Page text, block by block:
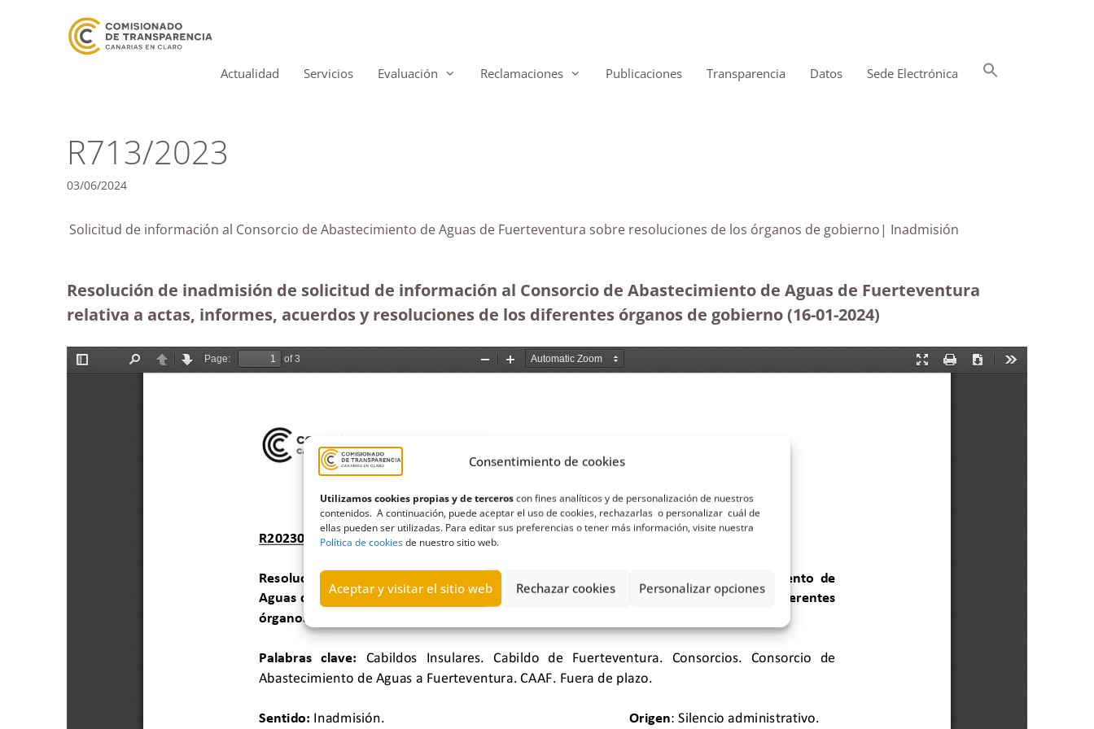
Consentimiento de cookies
Utilizamos cookies propias y de terceroscon fines analíticos y de personalización de nuestros
contenidos. A continuación, puede aceptar el uso de cookies, rechazarlas o personalizar cuál de
ellas pueden ser utilizadas. Para editar sus preferencias o tener más información, visite nuestra
Política de cookiesde nuestro sitio web.
Aceptar y visitar el sitio web Rechazar cookies Personalizar opciones
Actualidad Servicios Evaluación Reclamaciones Publicaciones Transparencia Datos Sede Electrónica
R713/2023
03/06/2024
Solicitud de información al Consorcio de Abastecimiento de Aguas de Fuerteventura sobre resoluciones de los órganos de gobierno| Inadmisión
Resolución de inadmisión de solicitud de información al Consorcio de Abastecimiento de Aguas de Fuerteventura
relativa a actas, informes, acuerdos y resoluciones de los diferentes órganos de gobierno(16-01-2024)